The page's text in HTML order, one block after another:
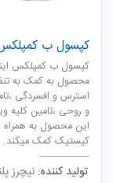
کپسول ب کمپلکس
کپسول ب کمپلکس
محصول به کمک به
استرس و افسردگی
این محصول به همراه
کیستیک کمک میکند.
تولید کننده: نیچرز